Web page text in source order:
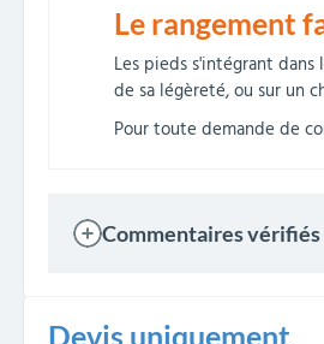
Devis uniquement
Le rangement
Les pieds s'intégrant
de sa légèreté, ou sur un
Pour toute demande de
Commentaires vérifiés